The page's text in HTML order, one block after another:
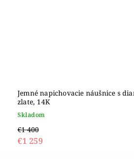
Jemné napichovacie náušnice s
zlate, 14K
Skladom
€1 400
€1 259